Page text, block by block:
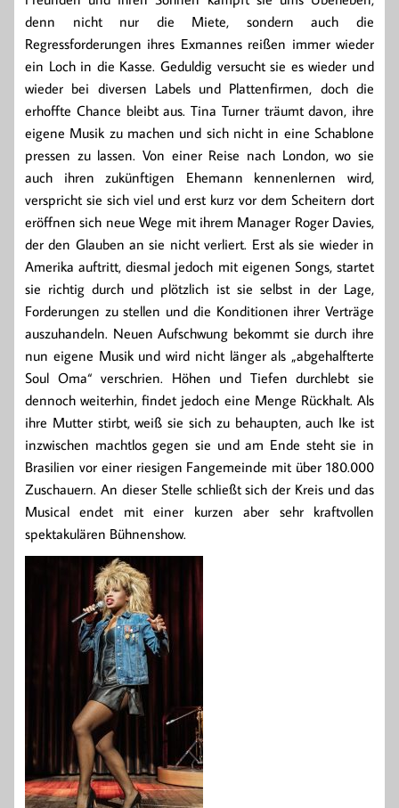
denn nicht nur die Miete, sondern auch die
Regressforderungen ihres Exmannes reißen immer wieder
ein Loch in die Kasse. Geduldig versucht sie es wieder und
wieder bei diversen Labels und Plattenfirmen, doch die
erhoffte Chance bleibt aus. Tina Turner träumt davon, ihre
eigene Musik zu machen und sich nicht in eine Schablone
pressen zu lassen. Von einer Reise nach London, wo sie
auch ihren zukünftigen Ehemann kennenlernen wird,
verspricht sie sich viel und erst kurz vor dem Scheitern dort
eröffnen sich neue Wege mit ihrem Manager Roger Davies,
der den Glauben an sie nicht verliert. Erst als sie wieder in
Amerika auftritt, diesmal jedoch mit eigenen Songs, startet
sie richtig durch und plötzlich ist sie selbst in der Lage,
Forderungen zu stellen und die Konditionen ihrer Verträge
auszuhandeln. Neuen Aufschwung bekommt sie durch ihre
nun eigene Musik und wird nicht länger als „abgehalfterte
Soul Oma“ verschrien. Höhen und Tiefen durchlebt sie
dennoch weiterhin, findet jedoch eine Menge Rückhalt. Als
ihre Mutter stirbt, weiß sie sich zu behaupten, auch Ike ist
inzwischen machtlos gegen sie und am Ende steht sie in
Brasilien vor einer riesigen Fangemeinde mit über 180.000
Zuschauern. An dieser Stelle schließt sich der Kreis und das
Musical endet mit einer kurzen aber sehr kraftvollen
spektakulären Bühnenshow.